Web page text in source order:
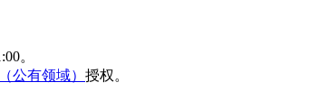
。
公有领域） 授权。